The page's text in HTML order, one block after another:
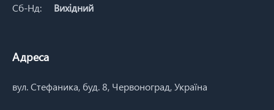
Сб-Нд: Вихідний
Адреса
вул. Стефаника, буд. 8, Червоноград, Україна